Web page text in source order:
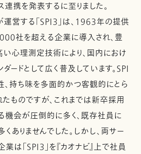
連携を発表するに至りました。
運営する「SPI3」は、1963年の提供
社を超える企業に導入され、豊
心理測定技術により、国内におけ
ードとして広く普及しています。SPI
、持ち味を多面的かつ客観的にとら
ものですが、これまでは新卒採用
機会が圧倒的に多く、既存社員に
ありませんでした。しかし、両サー
業は「SPI3」を『カオナビ』上で社員